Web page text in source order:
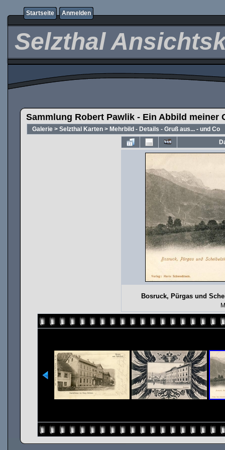
Startseite Anmelden
Selzthal
Sammlung Robert Pawlik - Ein Abbild meiner
Galerie > Selzthal Karten > Mehrbild - Details - Gruß aus... - und Co
Bosruck, Pürgas und